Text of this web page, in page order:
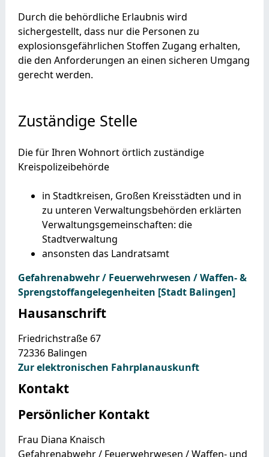
Durch die behördliche Erlaubnis wird
sichergestellt, dass nur die Personen zu
explosionsgefährlichen Stoffen Zugang erhalten,
die den Anforderungen an einen sicheren Umgang
gerecht werden.
Zuständige Stelle
Die für Ihren Wohnort örtlich zuständige
Kreispolizeibehörde
in Stadtkreisen, Großen Kreisstädten und in
zu unteren Verwaltungsbehörden erklärten
Verwaltungsgemeinschaften: die
Stadtverwaltung
ansonsten das Landratsamt
Gefahrenabwehr / Feuerwehrwesen / Waffen- &
Sprengstoffangelegenheiten [Stadt Balingen]
Hausanschrift
Friedrichstraße 67
72336 Balingen
Zur elektronischen Fahrplanauskunft
Kontakt
Persönlicher Kontakt
Frau Diana Knaisch
Gefahrenabwehr / Feuerwehrwesen / Waffen- und